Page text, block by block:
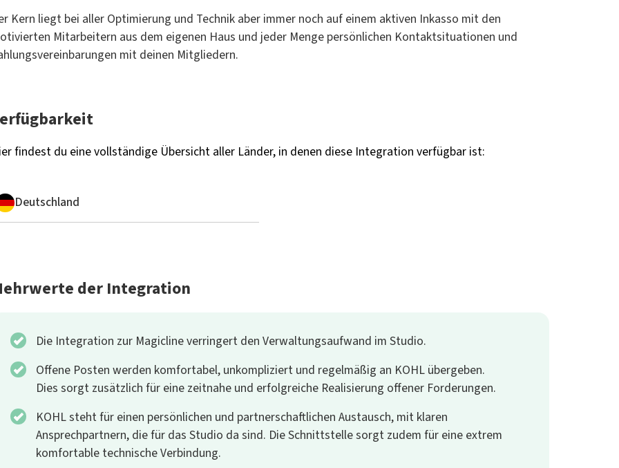
Kern liegt bei aller Optimierung und Technik aber immer noch auf einem aktiven Inkasso mit den
Mitarbeitern aus dem eigenen Haus und jeder Menge persönlichen Kontaktsituationen und
mit deinen Mitgliedern.
findest du eine vollständige Übersicht aller Länder, in denen diese Integration verfügbar ist:
Deutschland
der Integration
Die Integration zur Magicline verringert den Verwaltungsaufwand im Studio.
Offene Posten werden komfortabel, unkompliziert und regelmäßig an KOHL übergeben.
Dies sorgt zusätzlich für eine zeitnahe und erfolgreiche Realisierung offener Forderungen.
KOHL steht für einen persönlichen und partnerschaftlichen Austausch, mit klaren
Ansprechpartnern, die für das Studio da sind. Die Schnittstelle sorgt zudem für eine extrem
komfortable technische Verbindung.